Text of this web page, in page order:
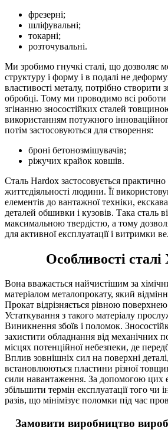
фрезерні;
шліфувальні;
токарні;
розточувальні.
Ми зробимо гнучкі сталі, що дозволяє
структуру і форму і в подалі не
властивості металу, потрібно створити
обробці. Тому ми проводимо всі
згінанню зносостійких сталей
використанням потужного
потім застосовуються для створення:
броні бетонозмішувачів;
ріжучих крайок ковшів.
Сталь Hardox застосовується практично
життєдіяльності людини. Її
елементів до вантажної техніки,
деталей обшивки і кузовів. Така сталь
максимальною твердістю, а тому
для активної експлуатації і витримки
Особливості сталі
Вона вважається найчистішим за
матеріалом металопрокату, який
Прокат відрізняється рівною
Устаткування з такого матеріалу
Виникнення збоїв і поломок.
захистити обладнання від механічних
місцях потенційної небезпеки, де
Вплив зовнішніх сил на поверхні
встановлюються пластини різної
сили навантаження. За допомогою цих
збільшити термін експлуатації того чи
разів, що мінімізує поломки під час
Замовити виробництво